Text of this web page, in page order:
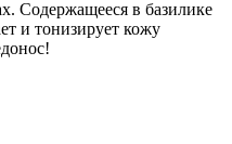
Содержащееся в базилике
и тонизирует кожу